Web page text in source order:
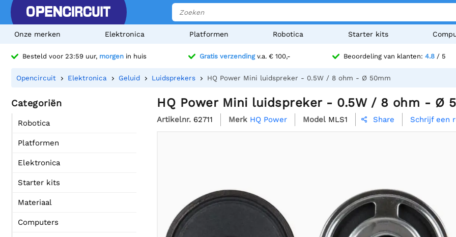
Onze merken Elektronica Platformen Robotica Starter kits
Besteld voor 23:59 uur, morgen in huis Gratis verzendingv.a. € 100,- Beoordeling van klanten: 4.8/ 5
Opencircuit Elektronica Geluid Luidsprekers HQ Power Mini luidspreker - 0.5W / 8 ohm - Ø 50mm
Categoriën
Robotica
Platformen
Elektronica
Starter kits
Materiaal
Computers
HQ Power Mini luidspreker - 0.5W / 8 ohm - Ø
Artikelnr. 62711 Merk HQ Power Model MLS1  Share Schrijf een